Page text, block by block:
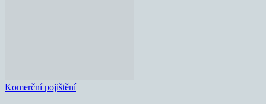
Komerční pojištění